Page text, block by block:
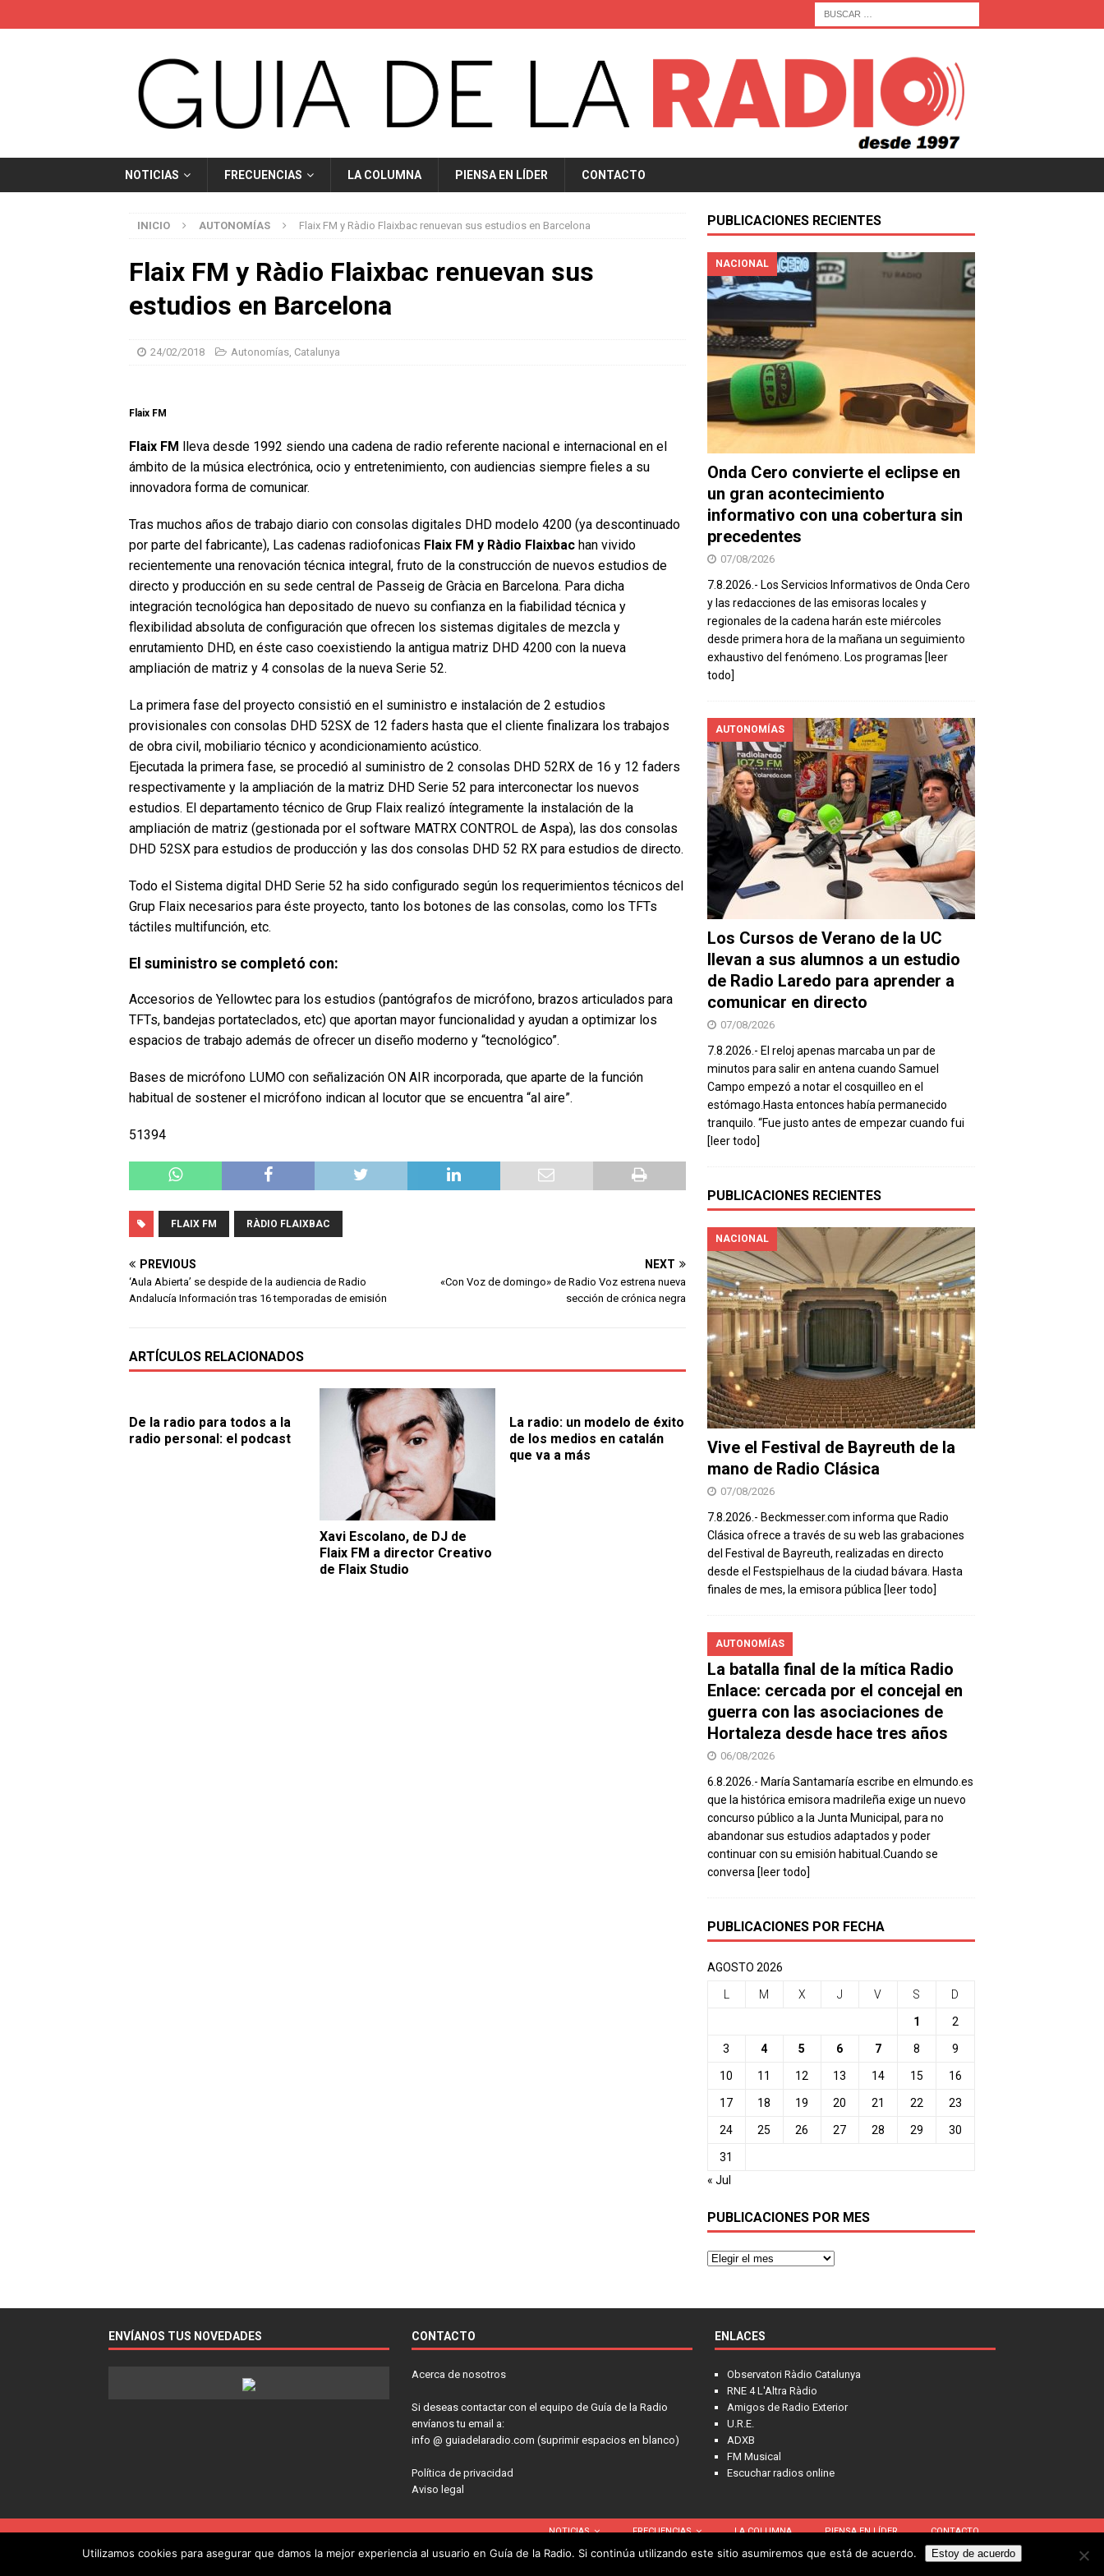
NOTICIAS FRECUENCIAS LA COLUMNA PIENSA EN LÍDER CONTACTO
INICIO AUTONOMÍAS Flaix FM y Ràdio Flaixbac renuevan sus estudios en Barcelona
Flaix FM y Ràdio Flaixbac renuevan sus
estudios en Barcelona
24/02/2018 Autonomías Catalunya
Flaix FM
Flaix FM lleva desde 1992 siendo una cadena de radio referente nacional e internacional en el
ámbito de la música electrónica, ocio y entretenimiento, con audiencias siempre fieles a su
innovadora forma de comunicar.
Tras muchos años de trabajo diario con consolas digitales DHD modelo 4200 (ya descontinuado
por parte del fabricante), Las cadenas radiofonicas Flaix FM y Ràdio Flaixbac han vivido
recientemente una renovación técnica integral, fruto de la construcción de nuevos estudios de
directo y producción en su sede central de Passeig de Gràcia en Barcelona. Para dicha
integración tecnológica han depositado de nuevo su confianza en la fiabilidad técnica y
flexibilidad absoluta de configuración que ofrecen los sistemas digitales de mezcla y
enrutamiento DHD, en éste caso coexistiendo la antigua matriz DHD 4200 con la nueva
ampliación de matriz y 4 consolas de la nueva Serie 52.
La primera fase del proyecto consistió en el suministro e instalación de 2 estudios
provisionales con consolas DHD 52SX de 12 faders hasta que el cliente finalizara los trabajos
de obra civil, mobiliario técnico y acondicionamiento acústico.
Ejecutada la primera fase, se procedió al suministro de 2 consolas DHD 52RX de 16 y 12 faders
respectivamente y la ampliación de la matriz DHD Serie 52 para interconectar los nuevos
estudios. El departamento técnico de Grup Flaix realizó íntegramente la instalación de la
ampliación de matriz (gestionada por el software MATRX CONTROL de Aspa), las dos consolas
DHD 52SX para estudios de producción y las dos consolas DHD 52 RX para estudios de directo.
Todo el Sistema digital DHD Serie 52 ha sido configurado según los requerimientos técnicos del
Grup Flaix necesarios para éste proyecto, tanto los botones de las consolas, como los TFTs
táctiles multifunción, etc.
El suministro se completó con:
Accesorios de Yellowtec para los estudios (pantógrafos de micrófono, brazos articulados para
TFTs, bandejas portateclados, etc) que aportan mayor funcionalidad y ayudan a optimizar los
espacios de trabajo además de ofrecer un diseño moderno y “tecnológico”.
Bases de micrófono LUMO con señalización ON AIR incorporada, que aparte de la función
habitual de sostener el micrófono indican al locutor que se encuentra “al aire”.
51394
FLAIX FM RÀDIO FLAIXBAC
PREVIOUS
‘Aula Abierta’ se despide de la audiencia de Radio
Andalucía Información tras 16 temporadas de emisión
NEXT
«Con Voz de domingo» de Radio Voz estrena nueva
sección de crónica negra
ARTÍCULOS RELACIONADOS
De la radio para todos a la
radio personal: el podcast
Xavi Escolano, de DJ de
Flaix FM a director Creativo
de Flaix Studio
La radio: un modelo de éxito
de los medios en catalán
que va a más
PUBLICACIONES RECIENTES
NACIONAL
Onda Cero convierte el eclipse en
un gran acontecimiento
informativo con una cobertura sin
precedentes
07/08/2026
7.8.2026.- Los Servicios Informativos de Onda Cero
y las redacciones de las emisoras locales y
regionales de la cadena harán este miércoles
desde primera hora de la mañana un seguimiento
exhaustivo del fenómeno. Los programas [leer
todo]
AUTONOMÍAS
Los Cursos de Verano de la UC
llevan a sus alumnos a un estudio
de Radio Laredo para aprender a
comunicar en directo
07/08/2026
7.8.2026.- El reloj apenas marcaba un par de
minutos para salir en antena cuando Samuel
Campo empezó a notar el cosquilleo en el
estómago.Hasta entonces había permanecido
tranquilo. “Fue justo antes de empezar cuando fui
[leer todo]
PUBLICACIONES RECIENTES
NACIONAL
Vive el Festival de Bayreuth de la
mano de Radio Clásica
07/08/2026
7.8.2026.- Beckmesser.com informa que Radio
Clásica ofrece a través de su web las grabaciones
del Festival de Bayreuth, realizadas en directo
desde el Festspielhaus de la ciudad bávara. Hasta
finales de mes, la emisora pública [leer todo]
AUTONOMÍAS
La batalla final de la mítica Radio
Enlace: cercada por el concejal en
guerra con las asociaciones de
Hortaleza desde hace tres años
06/08/2026
6.8.2026.- María Santamaría escribe en elmundo.es
que la histórica emisora madrileña exige un nuevo
concurso público a la Junta Municipal, para no
abandonar sus estudios adaptados y poder
continuar con su emisión habitual.Cuando se
conversa [leer todo]
PUBLICACIONES POR FECHA
AGOSTO 2026
L M X J V S D
1 2
3 4 5 6 7 8 9
10 11 12 13 14 15 16
17 18 19 20 21 22 23
24 25 26 27 28 29 30
31
« Jul
PUBLICACIONES POR MES
ENVÍANOS TUS NOVEDADES CONTACTO
Acerca de nosotros
Si deseas contactar con el equipo de Guía de la Radio
envíanos tu email a:
info @ guiadelaradio.com (suprimir espacios en blanco)
Política de privacidad
Aviso legal
ENLACES
Observatori Ràdio Catalunya
RNE 4 L'Altra Ràdio
Amigos de Radio Exterior
U.R.E.
ADXB
FM Musical
Escuchar radios online
NOTICIAS FRECUENCIAS LA COLUMNA PIENSA EN LÍDER CONTACTO
Copyright © 2022 - Guía de la Radio
Utilizamos cookies para asegurar que damos la mejor experiencia al usuario en Guía de la Radio. Si continúa utilizando este sitio asumiremos que está de acuerdo. Estoy de acuerdo